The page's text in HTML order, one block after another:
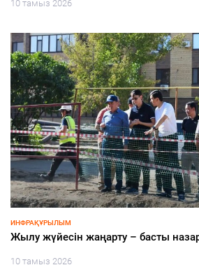
ИНФРАҚҰРЫЛЫМ
Тозған жылу желісі жаңартылуда